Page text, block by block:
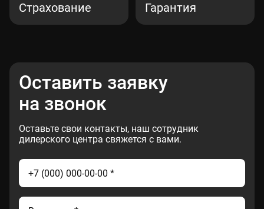
Страхование Гарантия
Оставить заявку
на звонок
Оставьте свои контакты, наш сотрудник
дилерского центра свяжется с вами.